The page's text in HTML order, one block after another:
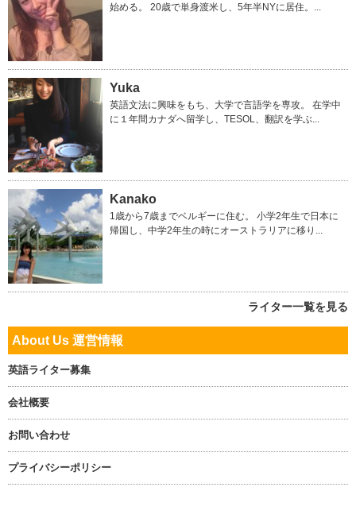
始める。 20歳で単身渡米し、5年半NYに居住。...
Yuka
英語文法に興味をもち、大学で言語学を専攻。 在学中
に１年間カナダへ留学し、TESOL、翻訳を学ぶ...
Kanako
1歳から7歳までベルギーに住む。 小学2年生で日本に
帰国し、中学2年生の時にオーストラリアに移り...
ライター一覧を見る
About Us 運営情報
英語ライター募集
会社概要
お問い合わせ
プライバシーポリシー